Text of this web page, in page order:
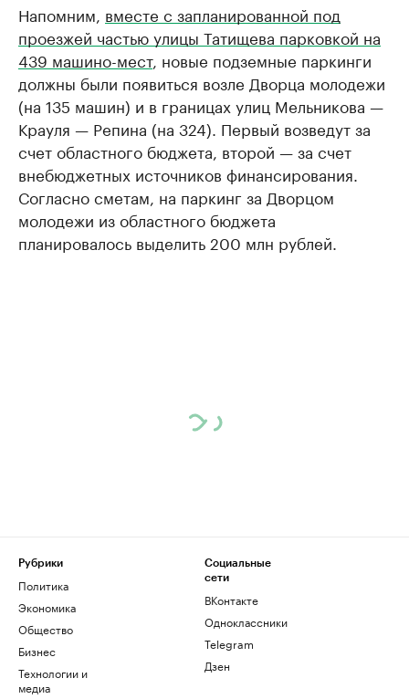
Напомним, вместе с запланированной под
проезжей частью улицы Татищева парковкой на
439 машино-мест, новые подземные паркинги
должны были появиться возле Дворца молодежи
(на 135 машин) и в границах улиц Мельникова —
Крауля — Репина (на 324). Первый возведут за
счет областного бюджета, второй — за счет
внебюджетных источников финансирования.
Согласно сметам, на паркинг за Дворцом
молодежи из областного бюджета
планировалось выделить 200 млн рублей.
Рубрики
Политика
Экономика
Общество
Бизнес
Технологии и
медиа
Социальные
сети
ВКонтакте
Одноклассники
Telegram
Дзен